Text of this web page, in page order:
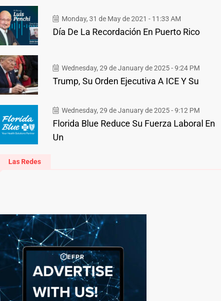
Monday, 31 de May de 2021 - 11:33 AM
Día De La Recordación En Puerto Rico
Wednesday, 29 de January de 2025 - 9:24 PM
Trump, Su Orden Ejecutiva A ICE Y Su
Wednesday, 29 de January de 2025 - 9:12 PM
Florida Blue Reduce Su Fuerza Laboral En
Un
Las Redes